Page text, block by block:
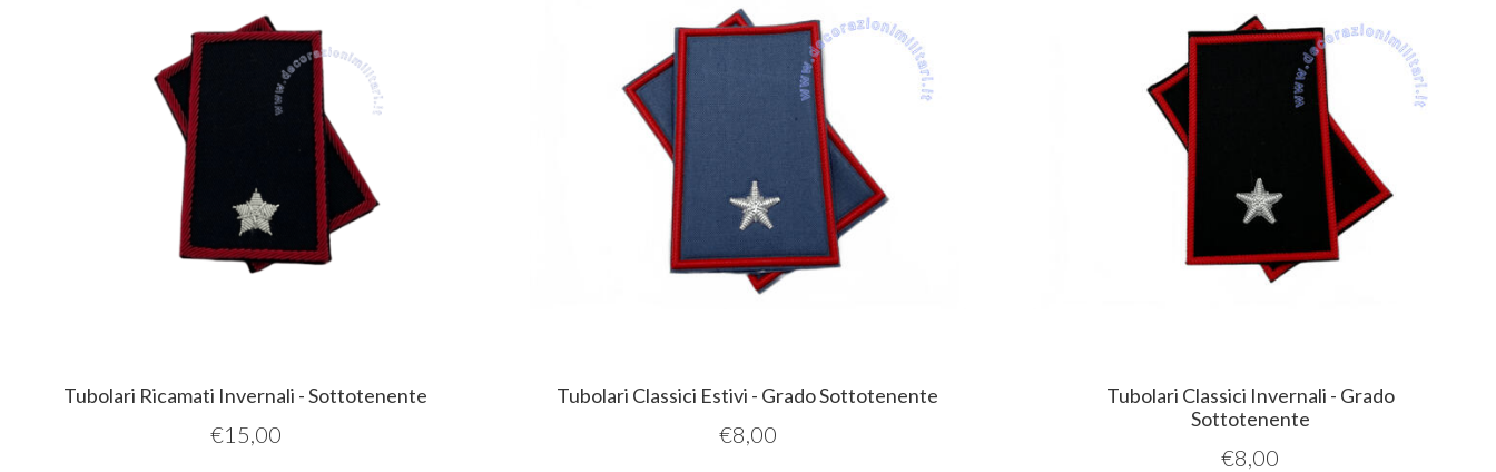
Tubolari Ricamati Invernali - Sottotenente
€15,00
Tubolari Classici Estivi - Grado Sottotenente
€8,00
Tubolari Classici Invernali - Grado
Sottotenente
€8,00